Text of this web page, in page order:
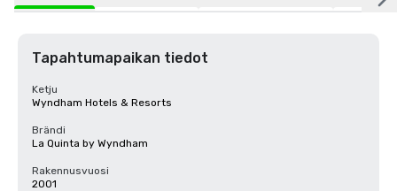
Tapahtumapaikan tiedot
Ketju
Wyndham Hotels & Resorts
Brändi
La Quinta by Wyndham
Rakennusvuosi
2001